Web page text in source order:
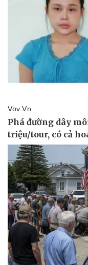
Vụ án
Tin nóng
Tư vấn luật